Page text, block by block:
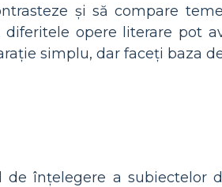
și să compare
opere literare pot
simplu, dar faceți baza
de înțelegere a subiectelor